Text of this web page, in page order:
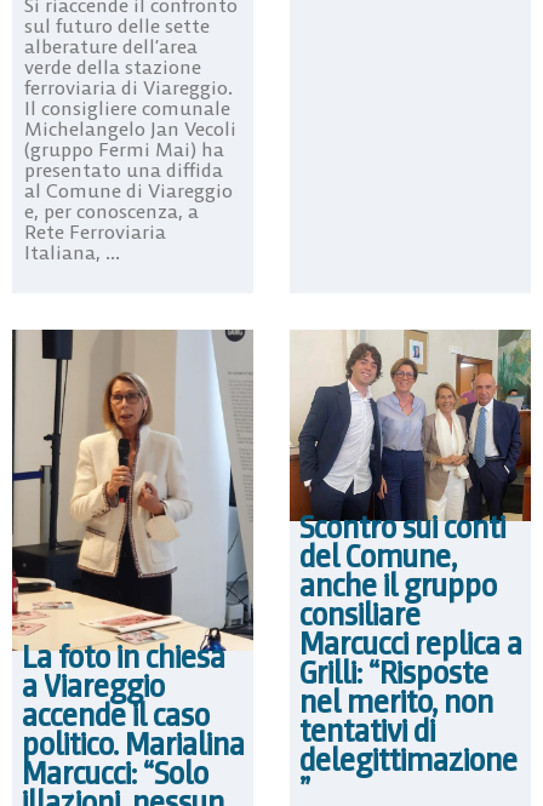
Si riaccende il confronto
sul futuro delle sette
alberature dell’area
verde della stazione
ferroviaria di Viareggio.
Il consigliere comunale
Michelangelo Jan Vecoli
(gruppo Fermi Mai) ha
presentato una diffida
al Comune di Viareggio
e, per conoscenza, a
Rete Ferroviaria
Italiana, ...
La foto in chiesa
a Viareggio
accende il caso
politico. Marialina
Marcucci: “Solo
Scontro sui conti
del Comune,
anche il gruppo
consiliare
Marcucci replica a
Grilli: “Risposte
nel merito, non
tentativi di
delegittimazione
”